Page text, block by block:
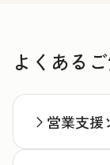
よくあるご
営業支援